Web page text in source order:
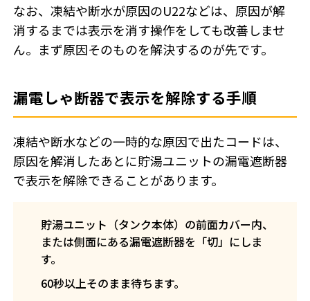
なお、凍結や断水が原因のU22などは、原因が解
消するまでは表示を消す操作をしても改善しませ
ん。まず原因そのものを解決するのが先です。
漏電しゃ断器で表示を解除する手順
凍結や断水などの一時的な原因で出たコードは、
原因を解消したあとに貯湯ユニットの漏電遮断器
で表示を解除できることがあります。
貯湯ユニット（タンク本体）の前面カバー内、
または側面にある漏電遮断器を「切」にしま
す。
60秒以上そのまま待ちます。